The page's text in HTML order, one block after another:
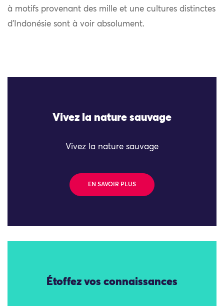
à motifs provenant des mille et une cultures distinctes
d’Indonésie sont à voir absolument.
Vivez la nature sauvage
Vivez la nature sauvage
EN SAVOIR PLUS
Étoffez vos connaissances